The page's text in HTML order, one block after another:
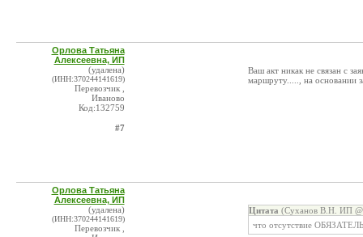
Орлова Татьяна
Алексеевна, ИП
(удалена)
(ИНН:370244141619)
Перевозчик ,
Иваново
Код:132759
#7
Ваш акт никак не связан с
маршруту....., на основании
Орлова Татьяна
Алексеевна, ИП
(удалена)
(ИНН:370244141619)
Перевозчик ,
Цитата (Суханов В.Н. ИП
что отсутствие